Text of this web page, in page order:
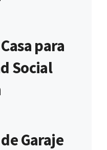
para
Social
Garaje